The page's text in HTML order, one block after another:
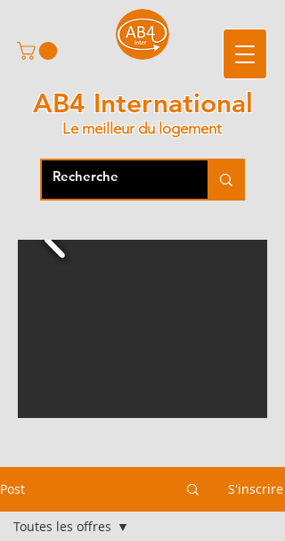
AB4 International
Le meilleur du logement
Post S'inscrire
Toutes les offres